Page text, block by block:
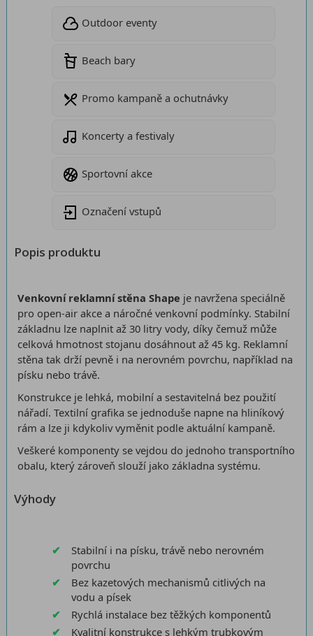
Outdoor eventy
Beach bary
Promo kampaně a ochutnávky
Koncerty a festivaly
Sportovní akce
Označení vstupů
Popis produktu
Venkovní reklamní stěna Shape je navržena speciálně
pro open-air akce a náročné venkovní podmínky. Stabilní
základnu lze naplnit až 30 litry vody, díky čemuž může
celková hmotnost stojanu dosáhnout až 45 kg. Reklamní
stěna tak drží pevně i na nerovném povrchu, například na
písku nebo trávě.
Konstrukce je lehká, mobilní a sestavitelná bez použití
nářadí. Textilní grafika se jednoduše napne na hliníkový
rám a lze ji kdykoliv vyměnit podle aktuální kampaně.
Veškeré komponenty se vejdou do jednoho transportního
obalu, který zároveň slouží jako základna systému.
Výhody
Stabilní i na písku, trávě nebo nerovném
povrchu
Bez kazetových mechanismů citlivých na
vodu a písek
Rychlá instalace bez těžkých komponentů
Kvalitní konstrukce s lehkým trubkovým